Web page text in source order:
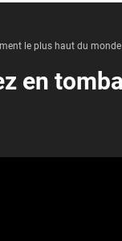
le plus haut du monde
en